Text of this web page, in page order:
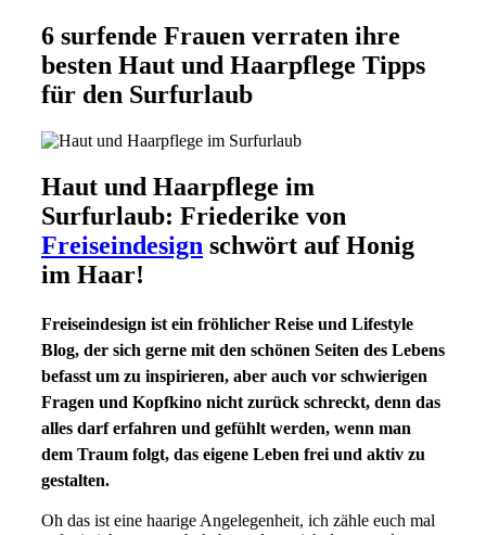
6 surfende Frauen verraten ihre
besten Haut und Haarpflege Tipps
für den Surfurlaub
Haut und Haarpflege im
Surfurlaub: Friederike von
Freiseindesign schwört auf Honig
im Haar!
Freiseindesign ist ein fröhlicher Reise und Lifestyle
Blog, der sich gerne mit den schönen Seiten des Lebens
befasst um zu inspirieren, aber auch vor schwierigen
Fragen und Kopfkino nicht zurück schreckt, denn das
alles darf erfahren und gefühlt werden, wenn man
dem Traum folgt, das eigene Leben frei und aktiv zu
gestalten.
Oh das ist eine haarige Angelegenheit, ich zähle euch mal